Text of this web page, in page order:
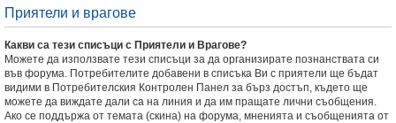
Приятели и врагове
Какви са тези списъци с Приятели и Врагове?
Можете да използвате тези списъци за да организирате познанствата си
във форума. Потребителите добавени в списъка Ви с приятели ще бъдат
видими в Потребителския Контролен Панел за бърз достъп, където ще
можете да виждате дали са на линия и да им пращате лични съобщения.
Ако се поддържа от темата (скина) на форума, мненията и съобщенията от